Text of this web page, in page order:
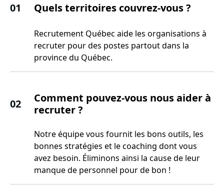
01 Quels territoires couvrez-vous ?
Recrutement Québec aide les organisations à
recruter pour des postes partout dans la
province du Québec.
02
Comment pouvez-vous nous aider à
recruter ?
Notre équipe vous fournit les bons outils, les
bonnes stratégies et le coaching dont vous
avez besoin. Éliminons ainsi la cause de leur
manque de personnel pour de bon !